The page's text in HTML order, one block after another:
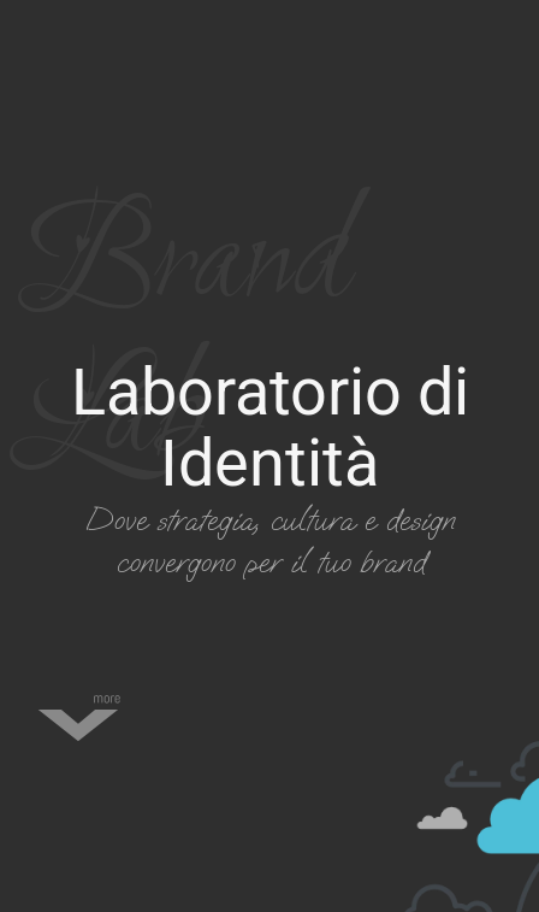
Lab
Laboratorio di
Identità
Dove strategia, cultura e design
convergono per il tuo brand